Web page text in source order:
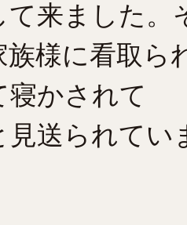
て来ました。
族様に看取ら
寝かされて
見送られてい